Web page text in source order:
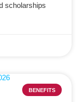
scholarships
BENEFITS